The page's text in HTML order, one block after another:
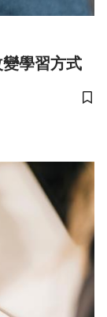
學習方式
儲